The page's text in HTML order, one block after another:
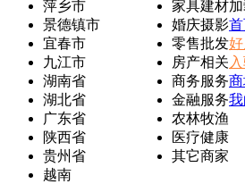
萍乡市
景德镇市
宜春市
九江市
湖南省
湖北省
广东省
陕西省
贵州省
越南
家具建材
婚庆摄影
零售批发
房产相关
商务服务
金融服务
农林牧渔
医疗健康
其它商家